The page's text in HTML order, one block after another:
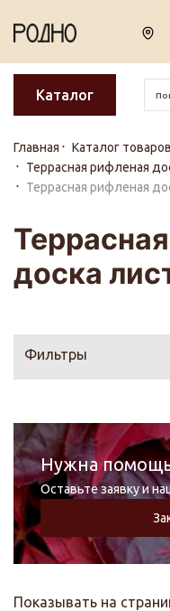
Каталог
Главная Каталог товаров
Террасная рифленая
Террасная рифленая
доска
Фильтры
Нужна
Оставьте заявку и
Показывать на